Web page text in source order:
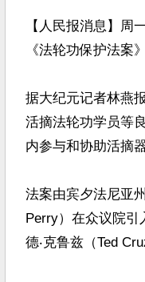
【人民报消息】周
《法轮功保护法案》
据大纪元记者林燕
活摘法轮功学员等
内参与和协助活摘
法案由宾夕法尼亚
Perry）在众议院
德‧克鲁兹（Ted